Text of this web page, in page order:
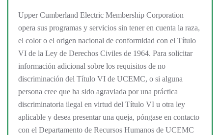
Upper Cumberland Electric Membership Corporation
opera sus programas y servicios sin tener en cuenta la raza,
el color o el origen nacional de conformidad con el Título
VI de la Ley de Derechos Civiles de 1964. Para solicitar
información adicional sobre los requisitos de no
discriminación del Título VI de UCEMC, o si alguna
persona cree que ha sido agraviada por una práctica
discriminatoria ilegal en virtud del Título VI u otra ley
aplicable y desea presentar una queja, póngase en contacto
con el Departamento de Recursos Humanos de UCEMC